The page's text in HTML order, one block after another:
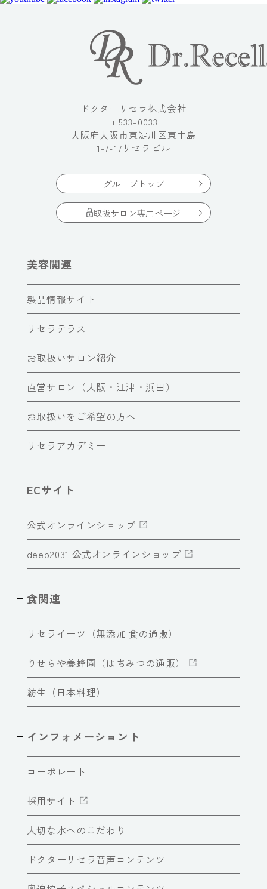
ドクターリセラ株式会社
〒533-0033
大阪府大阪市東淀川区東中島
1-7-17リセラビル
グループトップ
取扱サロン専用ページ
美容関連
製品情報サイト
リセラテラス
お取扱いサロン紹介
直営サロン（大阪・江津・浜田）
お取扱いをご希望の方へ
リセラアカデミー
ECサイト
公式オンラインショップ
deep2031 公式オンラインショップ
食関連
リセライーツ（無添加 食の通販）
りせらや養蜂園（はちみつの通販）
紡生（日本料理）
インフォメーショント
コーポレート
採用サイト
大切な水へのこだわり
ドクターリセラ音声コンテンツ